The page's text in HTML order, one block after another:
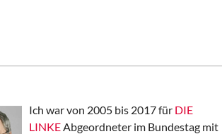
Ich war von 2005 bis 2017 für DIE
LINKEAbgeordneter im Bundestag mit